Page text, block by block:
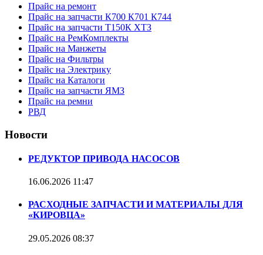
Прайс на ремонт
Прайс на запчасти К700 К701 К744
Прайс на запчасти Т150К ХТЗ
Прайс на РемКомплекты
Прайс на Манжеты
Прайс на Фильтры
Прайс на Электрику
Прайс на Каталоги
Прайс на запчасти ЯМЗ
Прайс на ремни
РВД
Новости
РЕДУКТОР ПРИВОДА НАСОСОВ
16.06.2026 11:47
РАСХОДНЫЕ ЗАПЧАСТИ И МАТЕРИАЛЫ ДЛЯ
«КИРОВЦА»
29.05.2026 08:37